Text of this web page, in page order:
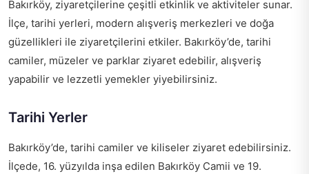
Bakırköy, ziyaretçilerine çeşitli etkinlik ve aktiviteler sunar.
İlçe, tarihi yerleri, modern alışveriş merkezleri ve doğa
güzellikleri ile ziyaretçilerini etkiler. Bakırköy’de, tarihi
camiler, müzeler ve parklar ziyaret edebilir, alışveriş
yapabilir ve lezzetli yemekler yiyebilirsiniz.
Tarihi Yerler
Bakırköy’de, tarihi camiler ve kiliseler ziyaret edebilirsiniz.
İlçede, 16. yüzyılda inşa edilen Bakırköy Camii ve 19.